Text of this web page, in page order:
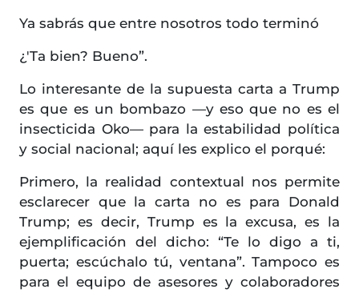
Ya sabrás que entre nosotros todo terminó
¿'Ta bien? Bueno”.
Lo interesante de la supuesta carta a Trump
es que es un bombazo —y eso que no es el
insecticida Oko— para la estabilidad política
y social nacional; aquí les explico el porqué:
Primero, la realidad contextual nos permite
esclarecer que la carta no es para Donald
Trump; es decir, Trump es la excusa, es la
ejemplificación del dicho: “Te lo digo a ti,
puerta; escúchalo tú, ventana”. Tampoco es
para el equipo de asesores y colaboradores